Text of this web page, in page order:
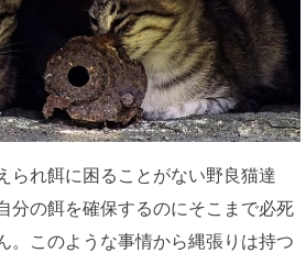
られ餌に困ることがない野良猫達
分の餌を確保するのにそこまで必死
。このような事情から縄張りは持つ